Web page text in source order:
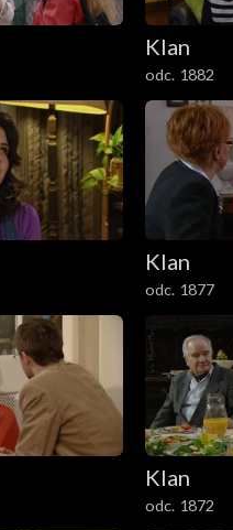
Klan
odc. 1882
Klan
odc. 1877
Klan
odc. 1872